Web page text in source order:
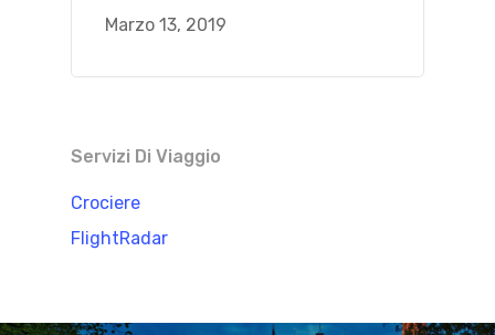
Marzo 13, 2019
Servizi Di Viaggio
Crociere
FlightRadar